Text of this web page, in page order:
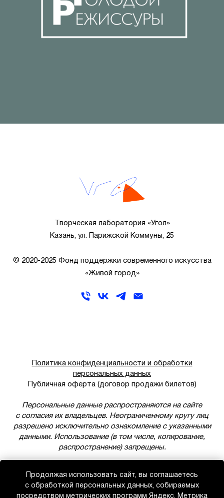
Творческая лаборатория «Угол»
Казань, ул. Парижской Коммуны, 25
© 2020-2025 Фонд поддержки современного искусства
«Живой город»
Политика конфиденциальности и обработки
персональных данных
Публичная оферта (договор продажи билетов)
Персональные данные распространяются на сайте
с согласия их владельцев. Неограниченному кругу лиц
разрешено исключительно ознакомление с указанными
данными. Использование (в том числе, копирование,
распространение) запрещены.
Продолжая использовать сайт, вы соглашаетесь
с обработкой персональных данных, собираемых
посредством метрических программ Яндекс. Метрика